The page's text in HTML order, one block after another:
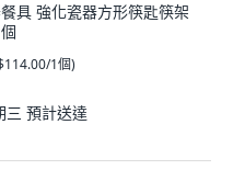
具 強化瓷器方形筷匙筷架
1個)
三 預計送達